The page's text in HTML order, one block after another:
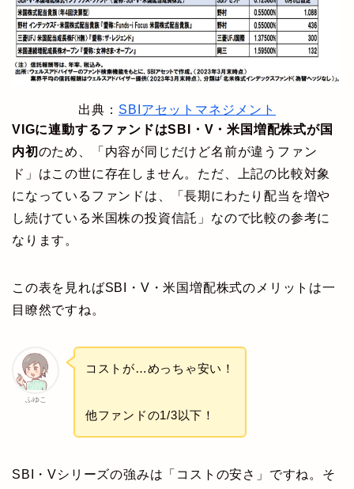
出典： SBIアセットマネジメント
VIGに連動するファンドはSBI・V・米国増配株式が国
内初のため、「内容が同じだけど名前が違うファン
ド」はこの世に存在しません。ただ、上記の比較対象
になっているファンドは、「長期にわたり配当を増や
し続けている米国株の投資信託」なので比較の参考に
なります。
この表を見ればSBI・V・米国増配株式のメリットは一
目瞭然ですね。
ふゆこ
コストが…めっちゃ安い！
他ファンドの1/3以下！
SBI・Vシリーズの強みは「コストの安さ」ですね。そ